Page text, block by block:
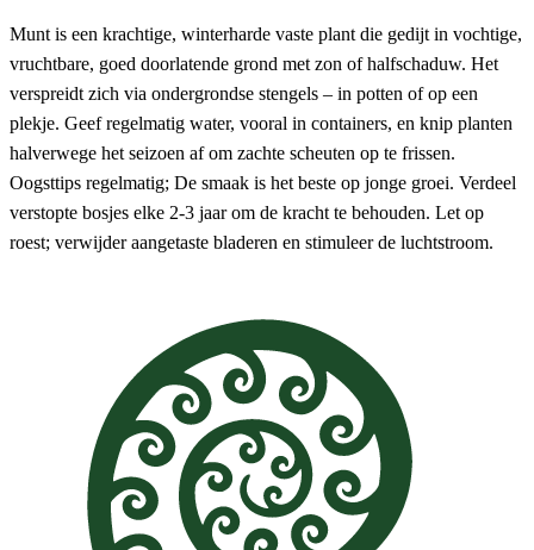
Munt is een krachtige, winterharde vaste plant die gedijt in vochtige,
vruchtbare, goed doorlatende grond met zon of halfschaduw. Het
verspreidt zich via ondergrondse stengels – in potten of op een
plekje. Geef regelmatig water, vooral in containers, en knip planten
halverwege het seizoen af ​​om zachte scheuten op te frissen.
Oogsttips regelmatig; De smaak is het beste op jonge groei. Verdeel
verstopte bosjes elke 2-3 jaar om de kracht te behouden. Let op
roest; verwijder aangetaste bladeren en stimuleer de luchtstroom.